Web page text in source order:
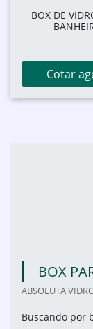
BOX DE
Cotar
BOX
ABSOLUTA
Buscando por